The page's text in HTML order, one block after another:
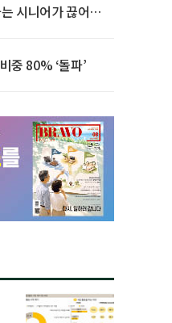
시니어가 끊어야
중 80% ‘돌파’